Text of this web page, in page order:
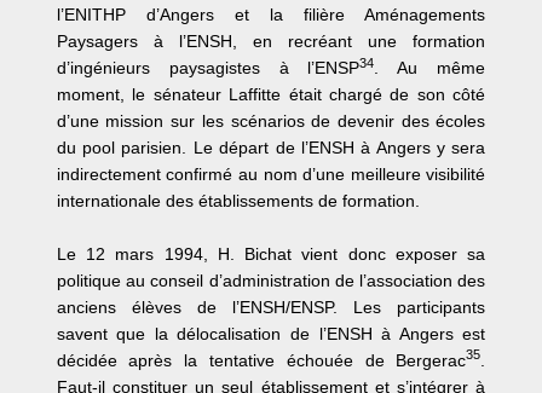
l’ENITHP d’Angers et la filière Aménagements
Paysagers à l’ENSH, en recréant une formation
d’ingénieurs paysagistes à l’ENSP34. Au même
moment, le sénateur Laffitte était chargé de son côté
d’une mission sur les scénarios de devenir des écoles
du pool parisien. Le départ de l’ENSH à Angers y sera
indirectement confirmé au nom d’une meilleure visibilité
internationale des établissements de formation.
Le 12 mars 1994, H. Bichat vient donc exposer sa
politique au conseil d’administration de l’association des
anciens élèves de l’ENSH/ENSP. Les participants
savent que la délocalisation de l’ENSH à Angers est
décidée après la tentative échouée de Bergerac35
Faut-il constituer un seul établissement et s’intégrer à